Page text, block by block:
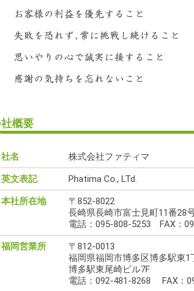
概要
社名 株式会社ファティマ
英文表記 Phatima Co., LTd.
本社所在地
〒852-8022
長崎県長崎市富士見町11番28
電話：095-808-5253 FAX：
福岡営業所
〒812-0013
福岡県福岡市博多区博多駅東1
博多駅東尾崎ビル7F
電話：092-481-8268 FAX：